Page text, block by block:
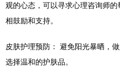
观的心态，可以寻求心理咨询师
相鼓励和支持。
皮肤护理预防： 避免阳光暴晒，
选择温和的护肤品。